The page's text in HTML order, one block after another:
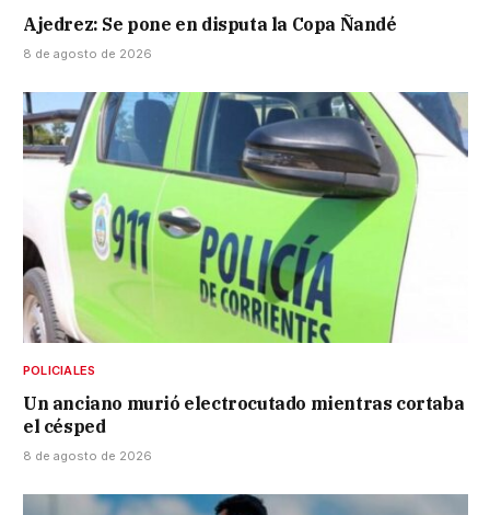
Ajedrez: Se pone en disputa la Copa Ñandé
8 de agosto de 2026
POLICIALES
Un anciano murió electrocutado mientras cortaba
el césped
8 de agosto de 2026